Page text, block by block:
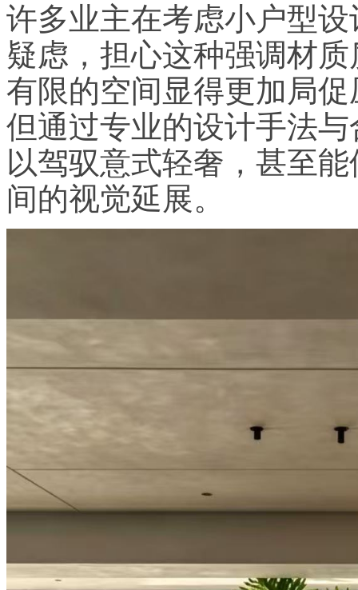
许多业主在考虑小户型
疑虑，担心这种强调材
有限的空间显得更加局
但通过专业的设计手法
以驾驭意式轻奢，甚至
间的视觉延展。